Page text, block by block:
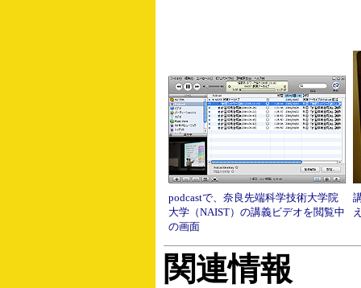
podcastで、奈良先端科学技術大学院
大学（NAIST）の講義ビデオを閲覧中
の画面
関連情報